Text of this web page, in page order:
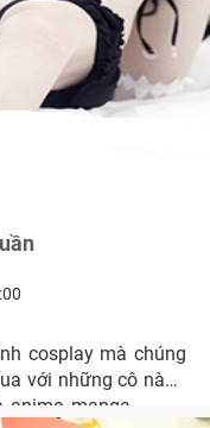
cosplay mà chúng
với những cô nàng
manga.